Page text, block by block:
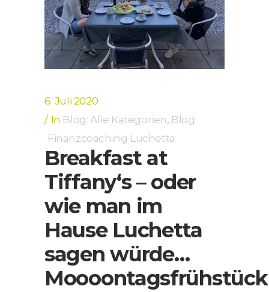
6. Juli 2020
In Blog: Alle Kategorien, Blog:
Finanzcoaching Luchetta
Breakfast at
Tiffany‘s – oder
wie man im
Hause Luchetta
sagen würde…
Moooontagsfrühstück